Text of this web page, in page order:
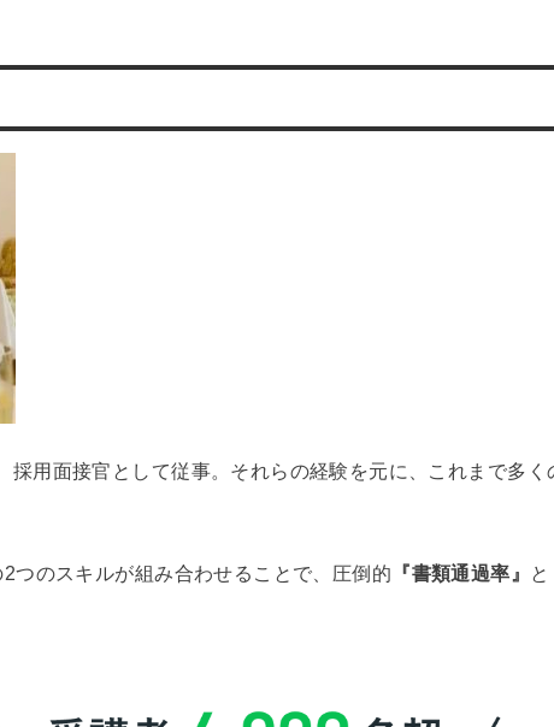
用面接官として従事。それらの経験を元に、これまで多
2つのスキルが組み合わせることで、圧倒的 『書類通過率』 と